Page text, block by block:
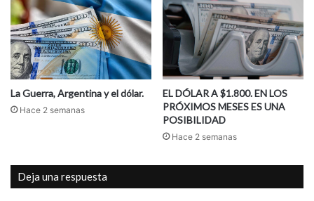
La Guerra, Argentina y el dólar.
Hace 2 semanas
EL DÓLAR A $1.800. EN LOS
PRÓXIMOS MESES ES UNA
POSIBILIDAD
Hace 2 semanas
Deja una respuesta